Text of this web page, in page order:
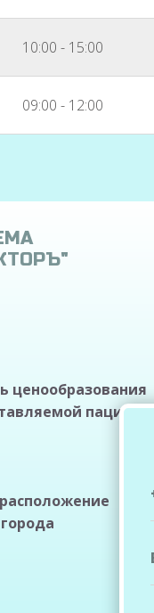
10:00 - 15:00
09:00 - 12:00
ценообразования